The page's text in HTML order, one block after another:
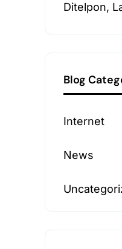
Ditelpon,
Blog
Internet
News